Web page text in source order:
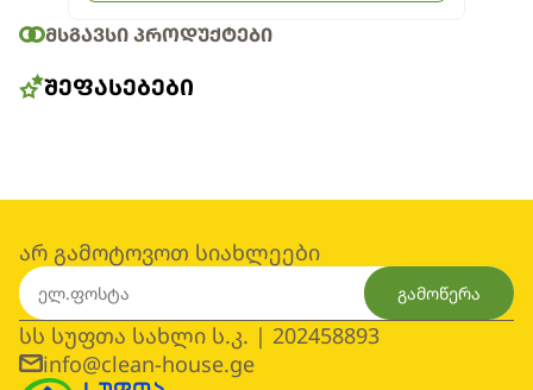
ᲛᲡᲒᲐᲕᲡᲘ ᲞᲠᲝᲓᲣᲥᲢᲔᲑᲘ
ᲨᲔᲤᲐᲡᲔᲑᲔᲑᲘ
არ გამოტოვოთ სიახლეები
გამოწერა
სს სუფთა სახლი ს.კ. | 202458893
info@clean-house.ge